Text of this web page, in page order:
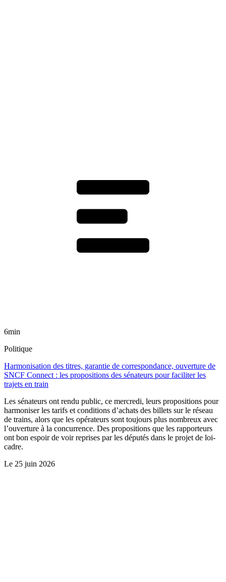
6min
Politique
Harmonisation des titres, garantie de correspondance, ouverture de
SNCF Connect : les propositions des sénateurs pour faciliter les
trajets en train
Les sénateurs ont rendu public, ce mercredi, leurs propositions pour
harmoniser les tarifs et conditions d’achats des billets sur le réseau
de trains, alors que les opérateurs sont toujours plus nombreux avec
l’ouverture à la concurrence. Des propositions que les rapporteurs
ont bon espoir de voir reprises par les députés dans le projet de loi-
cadre.
Le 25 juin 2026